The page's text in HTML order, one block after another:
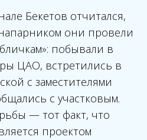
Бекетов отчитался,
они провели
побывали в
ЦАО, встретились в
с заместителями
с участковым.
— тот факт, что
проектом